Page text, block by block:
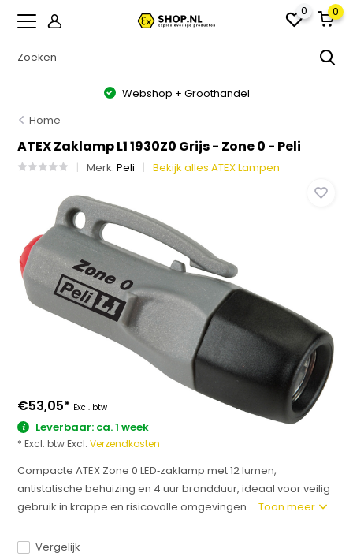
0 0
Webshop + Groothandel
Home
ATEX Zaklamp L1 1930Z0 Grijs - Zone 0 - Peli
Merk:Peli Bekijk alles ATEX Lampen
€53,05* Excl. btw
Leverbaar: ca. 1 week
* Excl. btw Excl.Verzendkosten
Compacte ATEX Zone 0 LED‑zaklamp met 12 lumen,
antistatische behuizing en 4 uur brandduur, ideaal voor veilig
gebruik in krappe en risicovolle omgevingen....Toon meer
Vergelijk